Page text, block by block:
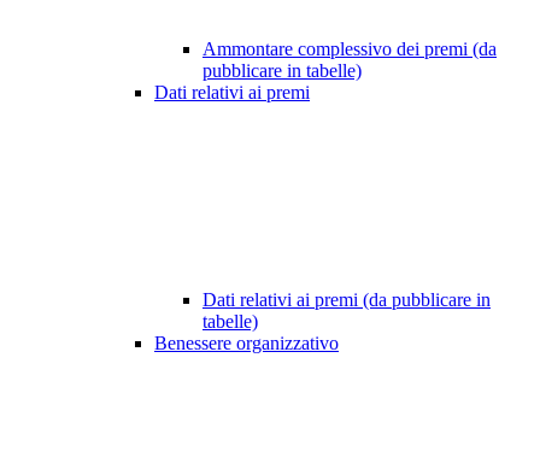
Ammontare complessivo dei premi (da
pubblicare in tabelle)
Dati relativi ai premi
Dati relativi ai premi (da pubblicare in
tabelle)
Benessere organizzativo